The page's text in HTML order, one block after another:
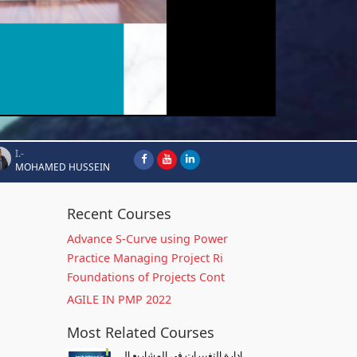
I.-
MOHAMED HUSSEIN
Recent Courses
Advance S-Curve using Power
Practice Managing Project Ri
Foundations of Projects Cont
AGILE IN PMP 2022
Most Related Courses